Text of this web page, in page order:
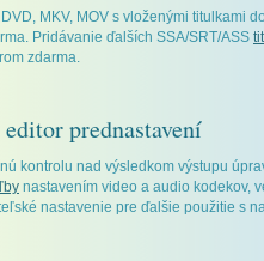
MKV, MOV s vloženými titulkami
Pridávanie ďalších SSA/SRT/ASS
zdarma.
prednastavení
kontrolu nad výsledkom výstupu
nastavením video a audio kodekov,
nastavenie pre ďalšie použitie s